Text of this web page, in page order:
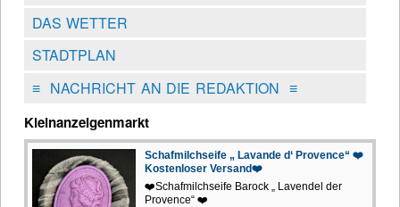
DAS WETTER
STADTPLAN
≡NACHRICHT AN DIE REDAKTION ≡
Kleinanzeigenmarkt
Schafmilchseife „ Lavande d‘ Provence“ ❤️
Kostenloser Versand❤️
❤️Schafmilchseife Barock „ Lavendel der
Provence“ ❤️